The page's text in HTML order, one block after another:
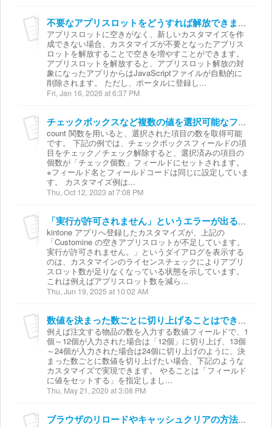
不要なアプリスロットをどうすれば解放できますか？
アプリスロットに空きがなく、新しいカスタマイズを作
成できない場合、カスタマイズが不要となったアプリス
ロットを解放することで空きを増やすことができます。
アプリスロットを解放すると、アプリスロット解放の対
象になったアプリからはJavaScriptファイルが自動的に
削除されます。 ただし、ポータルに登録し...
Fri, Jan 16, 2026 at 6:37 PM
チェックボックスなど複数の値を選択可能なフィールドで選択された項目の数を取得できますか？
count 関数を用いると、選択された項目の数を取得可能
です。 下記の例では、チェックボックスフィールドの項
目をチェック／チェック解除すると、選択済みの項目の
個数が「チェック個数」フィールドにセットされます。
※フィールド名とフィールドコードは同じに設定していま
す。 カスタマイズ例は...
Thu, Oct 12, 2023 at 7:08 PM
「実行が許可されません」というエラーが出るようになりました。どうすればいいですか？
kintone アプリへ登録したカスタマイズが、上記の
「Customine の空きアプリスロットが不足しています。
実行が許可されません。」というダイアログを表示する
のは、カスタマインのライセンスチェックによりアプリ
スロット数が足りなくなっている状態を示しています。
これは例えばアプリスロット数を減ら...
Thu, Jun 19, 2025 at 10:02 AM
数値を決まった数ごとに切り上げることはできますか？
例えば注文する物品の数を入力する数値フィールドで、1
個～12個が入力された場合は「12個」に切り上げ、13個
～24個が入力された場合は24個に切り上げのように、決
まった数ごとに数値を切り上げたい場合、下記のような
カスタマイズで実現できます。 やることは「フィールド
に値をセットする」を指定しまし...
Thu, May 21, 2020 at 3:08 PM
ブラウザのリロードやキャッシュクリアの方法は？